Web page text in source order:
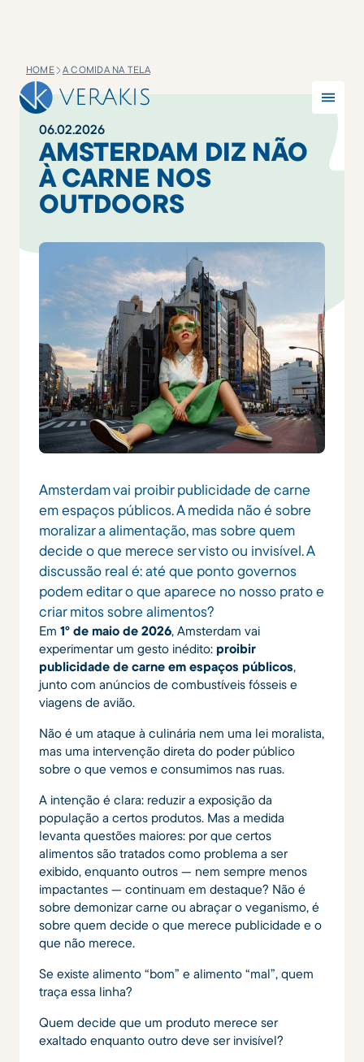
HOME A COMIDA NA TELA
06.02.2026
AMSTERDAM DIZ NÃO
À CARNE NOS
OUTDOORS
Amsterdam vai proibir publicidade de carne
em espaços públicos. A medida não é sobre
moralizar a alimentação, mas sobre quem
decide o que merece ser visto ou invisível. A
discussão real é: até que ponto governos
podem editar o que aparece no nosso prato e
criar mitos sobre alimentos?
Em 1º de maio de 2026, Amsterdam vai
experimentar um gesto inédito: proibir
publicidade de carne em espaços públicos,
junto com anúncios de combustíveis fósseis e
viagens de avião.
Não é um ataque à culinária nem uma lei moralista,
mas uma intervenção direta do poder público
sobre o que vemos e consumimos nas ruas.
A intenção é clara: reduzir a exposição da
população a certos produtos. Mas a medida
levanta questões maiores: por que certos
alimentos são tratados como problema a ser
exibido, enquanto outros — nem sempre menos
impactantes — continuam em destaque? Não é
sobre demonizar carne ou abraçar o veganismo, é
sobre quem decide o que merece publicidade e o
que não merece.
Se existe alimento “bom” e alimento “mal”, quem
traça essa linha?
Quem decide que um produto merece ser
exaltado enquanto outro deve ser invisível?